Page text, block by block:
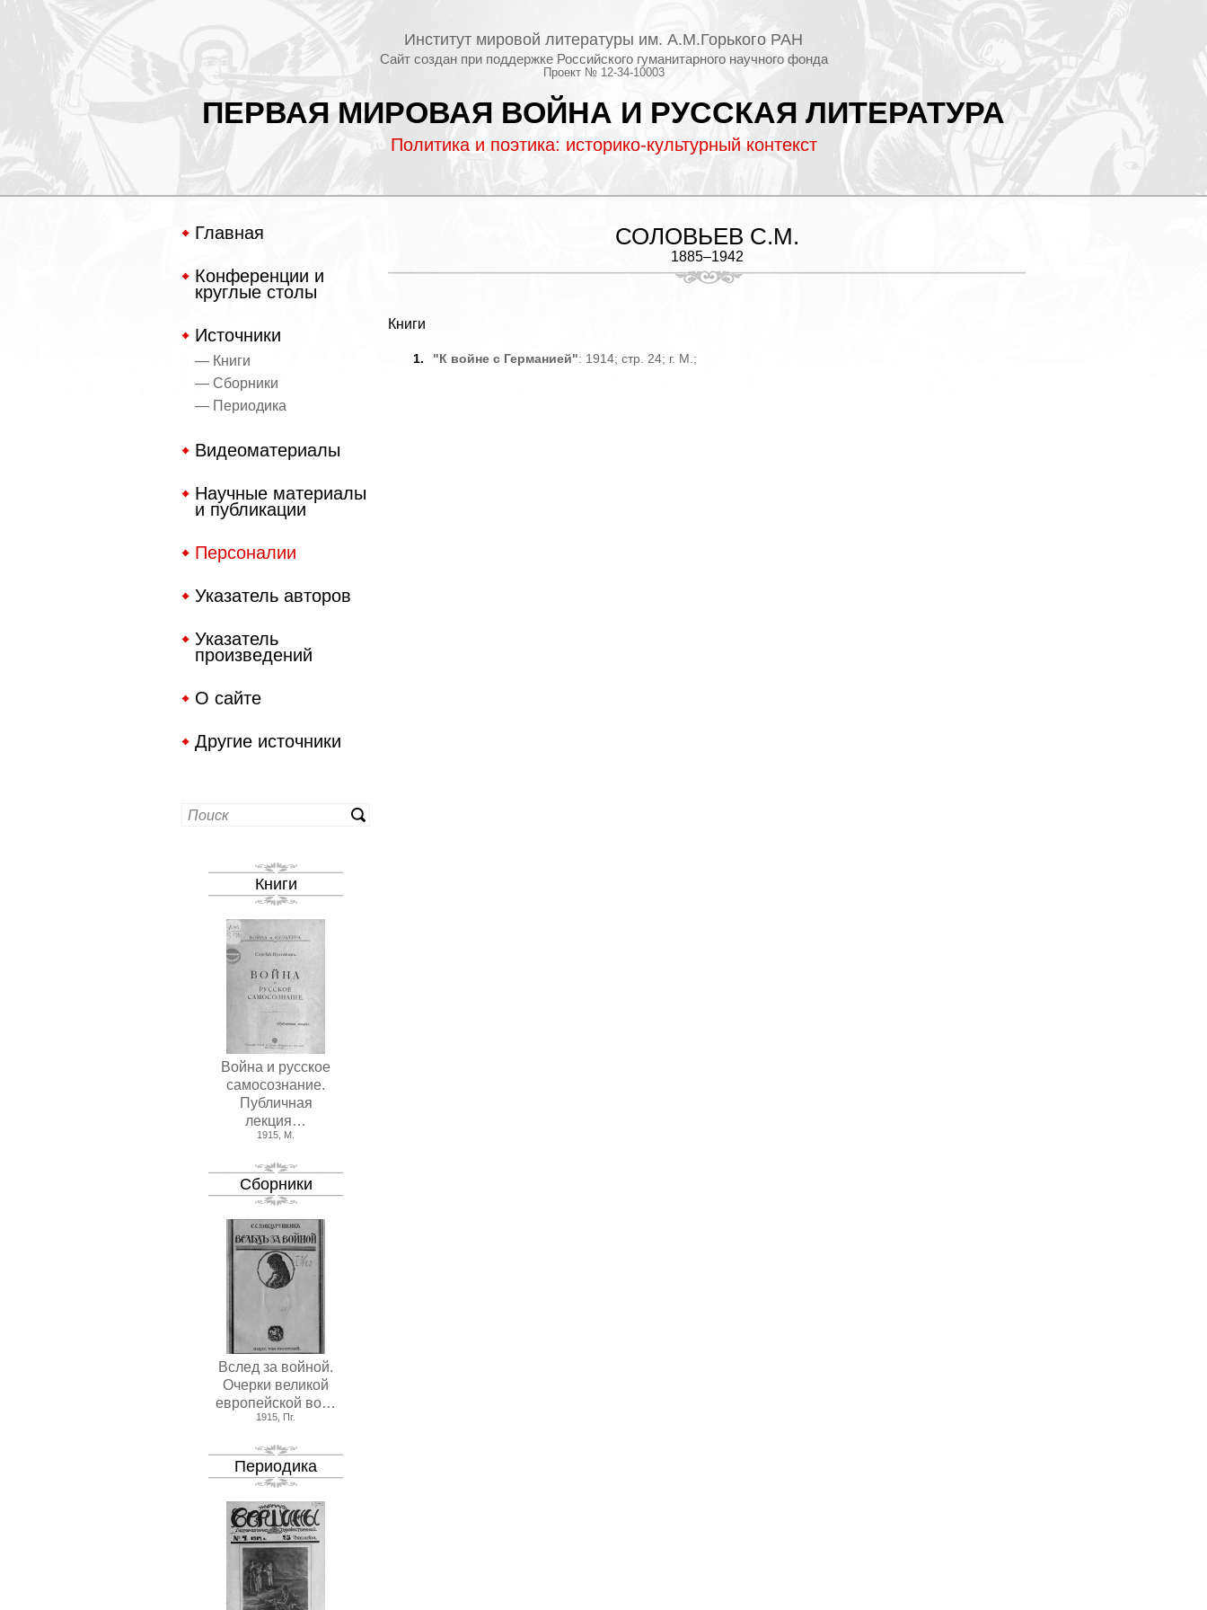
Институт мировой литературы им. А.М.Горького РАН
Сайт создан при поддержке Российского гуманитарного научного фонда
Проект № 12-34-10003
ПЕРВАЯ МИРОВАЯ ВОЙНА И РУССКАЯ ЛИТЕРАТУРА
Политика и поэтика: историко-культурный контекст
Главная
Конференции и
круглые столы
Источники
— Книги
— Сборники
— Периодика
Видеоматериалы
Научные материалы
и публикации
Персоналии
Указатель авторов
Указатель
произведений
О сайте
Другие источники
Книги
Война и русское
самосознание.
Публичная
лекция…
1915, М.
Сборники
Вслед за войной.
Очерки великой
европейской во…
1915, Пг.
Периодика
СОЛОВЬЕВ С.М.
1885–1942
Книги
1. "К войне с Германией": 1914; стр. 24; г. М.;